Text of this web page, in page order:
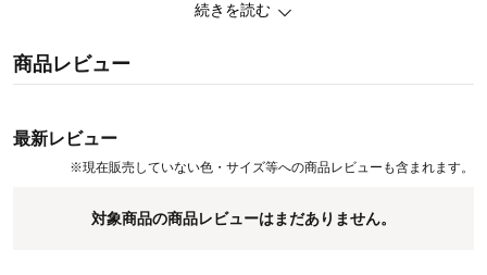
irohaはどこまでも女性の視点で考えられたフェムケアブランドで
す。
す。
続きを読む
商品レビュー
最新レビュー
※現在販売していない色・サイズ等への商品レビューも含まれます。
対象商品の商品レビューはまだありません。